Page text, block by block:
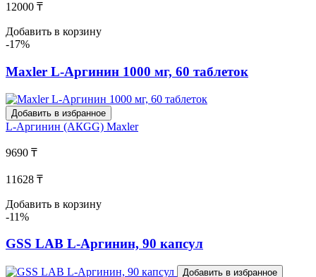
12000 ₸
Добавить в корзину
-17%
Maxler L-Аргинин 1000 мг, 60 таблеток
Добавить в избранное
L-Аргинин (АКGG) Maxler
9690 ₸
11628 ₸
Добавить в корзину
-11%
GSS LAB L-Аргинин, 90 капсул
Добавить в избранное